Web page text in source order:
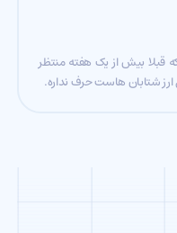
که قبلا بیش از یک هفته منتظر
شتابان هاست حرف نداره.